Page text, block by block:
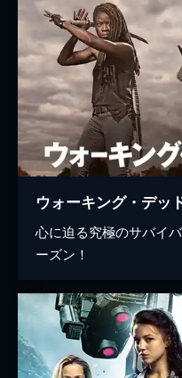
ウォーキング・デッ
心に迫る究極のサバイ
ーズン！